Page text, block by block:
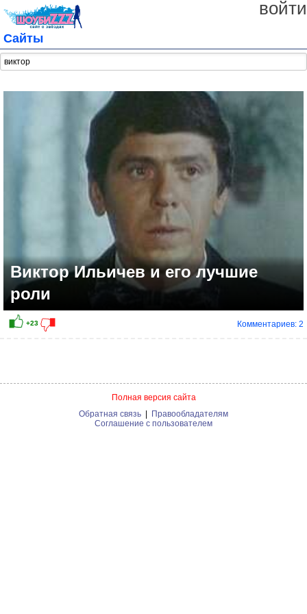
войти
Сайты
Виктор Ильичев и его лучшие
роли
Комментариев: 2
Полная версия сайта
Обратная связь
Правообладателям
Соглашение с пользователем